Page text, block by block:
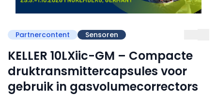
Partnercontent Sensoren
KELLER 10LXiic-GM – Compacte
druktransmittercapsules voor
gebruik in gasvolumecorrectors